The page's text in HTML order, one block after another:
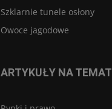
Szklarnie tunele osłony
Owoce jagodowe
ARTYKUŁY NA TEMAT